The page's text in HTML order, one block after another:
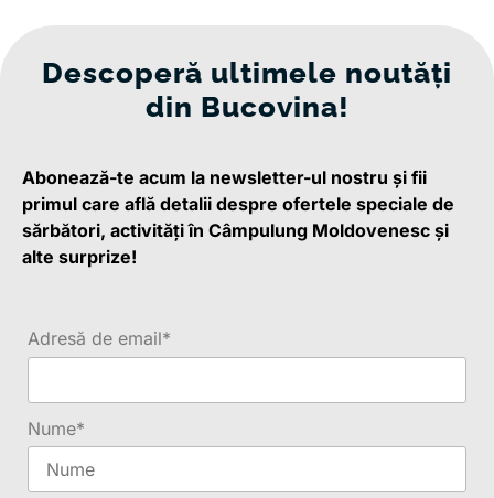
Descoperă ultimele noutăți
din Bucovina!
Abonează-te acum la newsletter-ul nostru și fii
primul care află detalii despre ofertele speciale de
sărbători, activități în Câmpulung Moldovenesc și
alte surprize!
Adresă de email*
Nume*